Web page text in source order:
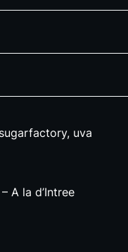
sugarfactory, uva
A la d’Intree